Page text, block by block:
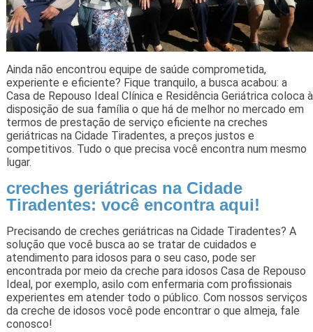
Ainda não encontrou equipe de saúde comprometida,
experiente e eficiente? Fique tranquilo, a busca acabou: a
Casa de Repouso Ideal Clínica e Residência Geriátrica coloca à
disposição de sua família o que há de melhor no mercado em
termos de prestação de serviço eficiente na creches
geriátricas na Cidade Tiradentes, a preços justos e
competitivos. Tudo o que precisa você encontra num mesmo
lugar.
creches geriátricas na Cidade
Tiradentes: você encontra aqui!
Precisando de creches geriátricas na Cidade Tiradentes? A
solução que você busca ao se tratar de cuidados e
atendimento para idosos para o seu caso, pode ser
encontrada por meio da creche para idosos Casa de Repouso
Ideal, por exemplo, asilo com enfermaria com profissionais
experientes em atender todo o público. Com nossos serviços
da creche de idosos você pode encontrar o que almeja, fale
conosco!